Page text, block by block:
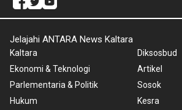
Jelajahi ANTARA News Kaltara
Kaltara
Ekonomi & Teknologi
Parlementaria & Politik
Hukum
Diksosbud
Artikel
Sosok
Kesra